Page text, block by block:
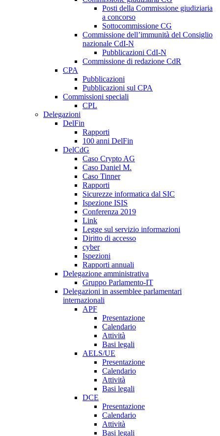
Posti della Commissione giudiziaria
a concorso
Sottocommissione CG
Commissione dell’immunità del Consiglio
nazionale CdI-N
Pubblicazioni CdI-N
Commissione di redazione CdR
CPA
Pubblicazioni
Pubblicazioni sul CPA
Commissioni speciali
CPL
Delegazioni
DelFin
Rapporti
100 anni DelFin
DelCdG
Caso Crypto AG
Caso Daniel M.
Caso Tinner
Rapporti
Sicurezze informatica dal SIC
Ispezione ISIS
Conferenza 2019
Link
Legge sul servizio informazioni
Diritto di accesso
cyber
Ispezioni
Rapporti annuali
Delegazione amministrativa
Gruppo Parlamento-IT
Delegazioni in assemblee parlamentari
internazionali
APF
Presentazione
Calendario
Attività
Basi legali
AELS/UE
Presentazione
Calendario
Attività
Basi legali
DCE
Presentazione
Calendario
Attività
Basi legali